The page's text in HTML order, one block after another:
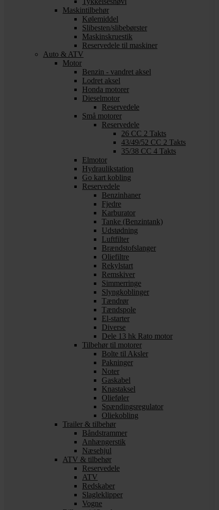
Maskintilbehør
Kølemiddel
Slibesten/slibebørster
Maskinskruestik
Reservedele til maskiner
Auto & ATV
Motor
Benzin - vandret aksel
Lodret aksel
Honda motorer
Dieselmotor
Reservedele
Små motorer
Reservedele
26 CC 2 Takts
43/49/52 CC 2 Takts
35/38 CC 4 Takts
Elmotor
Hydraulikstation
Go kart kobling
Reservedele
Benzinhaner
Fjedre
Karburator
Tanke (Benzintank)
Udstødning
Luftfilter
Brændstofslanger
Oliefiltre
Rekylstart
Remskiver
Simmerringe
Slyngkoblinger
Tændrør
Tændspole
El-starter
Diverse
Dele 13 hk Rato motor
Tilbehør til motorer
Bolte til Aksler
Pakninger
Noter
Gaskabel
Knastaksel
Olieføler
Spændingsregulator
Oliekobling
Trailer & tilbehør
Båndstrammer
Anhængerstik
Næsehjul
ATV & tilbehør
Reservedele
ATV
Redskaber
Slagleklipper
Vogne